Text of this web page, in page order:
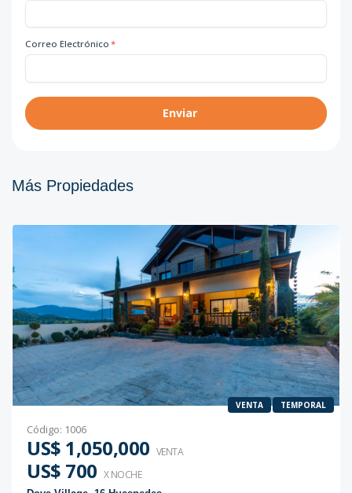
Correo Electrónico *
Enviar
Más Propiedades
VENTA TEMPORAL
Código: 1006
US$ 1,050,000 VENTA
US$ 700 X NOCHE